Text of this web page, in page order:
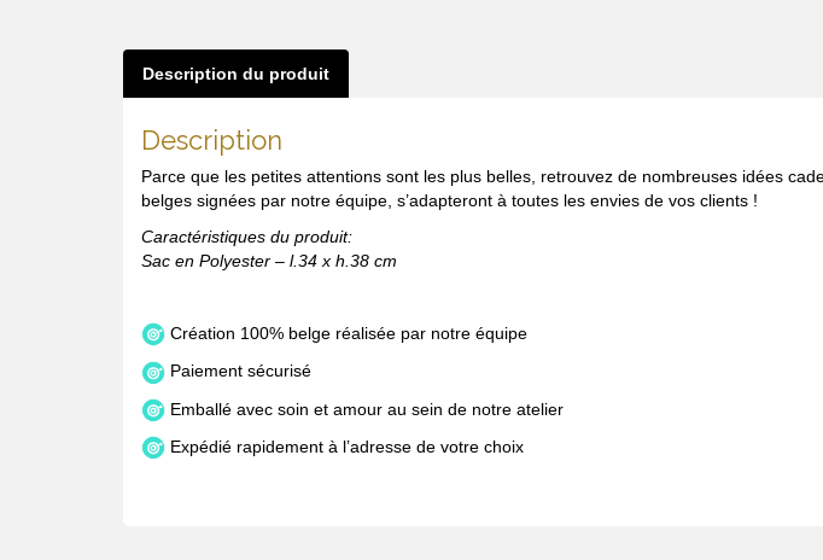
Description du produit
Description
Parce que les petites attentions sont les plus belles, retrouvez de nombreuses idées
belges signées par notre équipe, s’adapteront à toutes les envies de vos clients !
Caractéristiques du produit:
Sac en Polyester – l.34 x h.38 cm
Création 100% belge réalisée par notre équipe
Paiement sécurisé
Emballé avec soin et amour au sein de notre atelier
Expédié rapidement à l’adresse de votre choix